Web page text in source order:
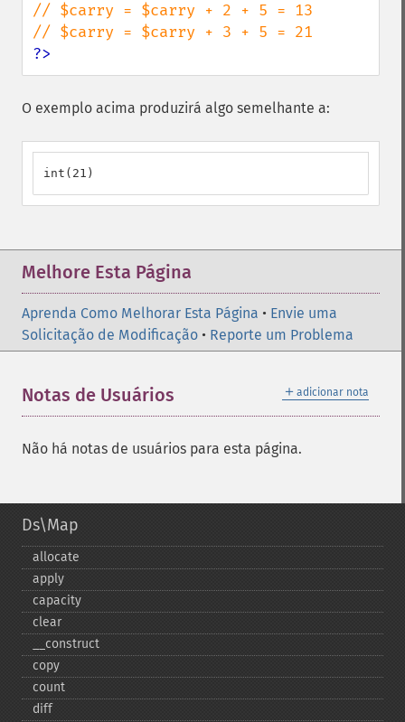
// $carry = $carry + 2 + 5 = 13
?>
O exemplo acima produzirá algo semelhante a:
int(21)
Melhore Esta Página
Aprenda Como Melhorar Esta Página • Envie uma
Solicitação de Modificação • Reporte um Problema
＋ adicionar nota
Notas de Usuários
Não há notas de usuários para esta página.
Ds\Map
allocate
apply
capacity
clear
_​_​construct
copy
count
diff